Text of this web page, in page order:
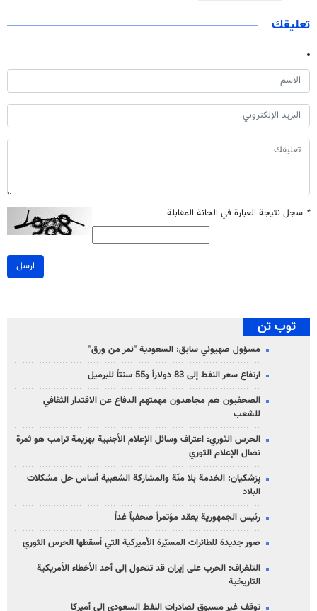
تعليقك
* سجل نتيجة العبارة في الخانة المقابلة
ارسل
توب تن
مسؤول صهيوني سابق: السعودية "نمر من ورق"
ارتفاع سعر النفط إلى 83 دولاراً و55 سنتاً للبرميل
الصحفيون هم مجاهدون مهمتهم الدفاع عن الاقتدار الثقافي
للشعب
الحرس الثوري: اعتراف وسائل الإعلام الأجنبية بهزيمة ترامب هو ثمرة
نضال الإعلام الثوري
پزشکیان: الخدمة بلا منّة والمشاركة الشعبية أساس حل مشكلات
البلاد
رئيس الجمهورية يعقد مؤتمراً صحفياً غداً
صور جديدة للطائرات المسيّرة الأميركية التي أسقطها الحرس الثوري
التلغراف: الحرب على إيران قد تتحول إلى أحد الأخطاء الأمريكية
التاريخية
توقف غير مسبوق لصادرات النفط السعودي إلى أميركا